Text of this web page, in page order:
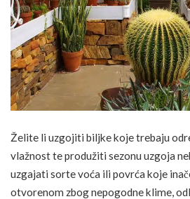
Želite li uzgojiti biljke koje trebaju
vlažnost te produžiti sezonu uzgoja
uzgajati sorte voća ili povrća koje
otvorenom zbog nepogodne klime,